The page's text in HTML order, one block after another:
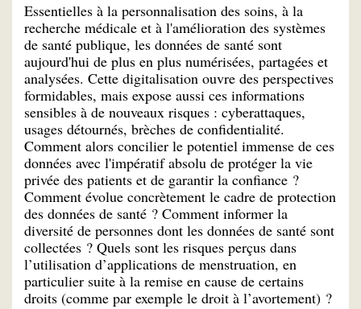
Essentielles à la personnalisation des soins, à la
recherche médicale et à l'amélioration des systèmes
de santé publique, les données de santé sont
aujourd'hui de plus en plus numérisées, partagées et
analysées. Cette digitalisation ouvre des perspectives
formidables, mais expose aussi ces informations
sensibles à de nouveaux risques : cyberattaques,
usages détournés, brèches de confidentialité.
Comment alors concilier le potentiel immense de ces
données avec l'impératif absolu de protéger la vie
privée des patients et de garantir la confiance ?
Comment évolue concrètement le cadre de protection
des données de santé ? Comment informer la
diversité de personnes dont les données de santé sont
collectées ? Quels sont les risques perçus dans
l’utilisation d’applications de menstruation, en
particulier suite à la remise en cause de certains
droits (comme par exemple le droit à l’avortement) ?